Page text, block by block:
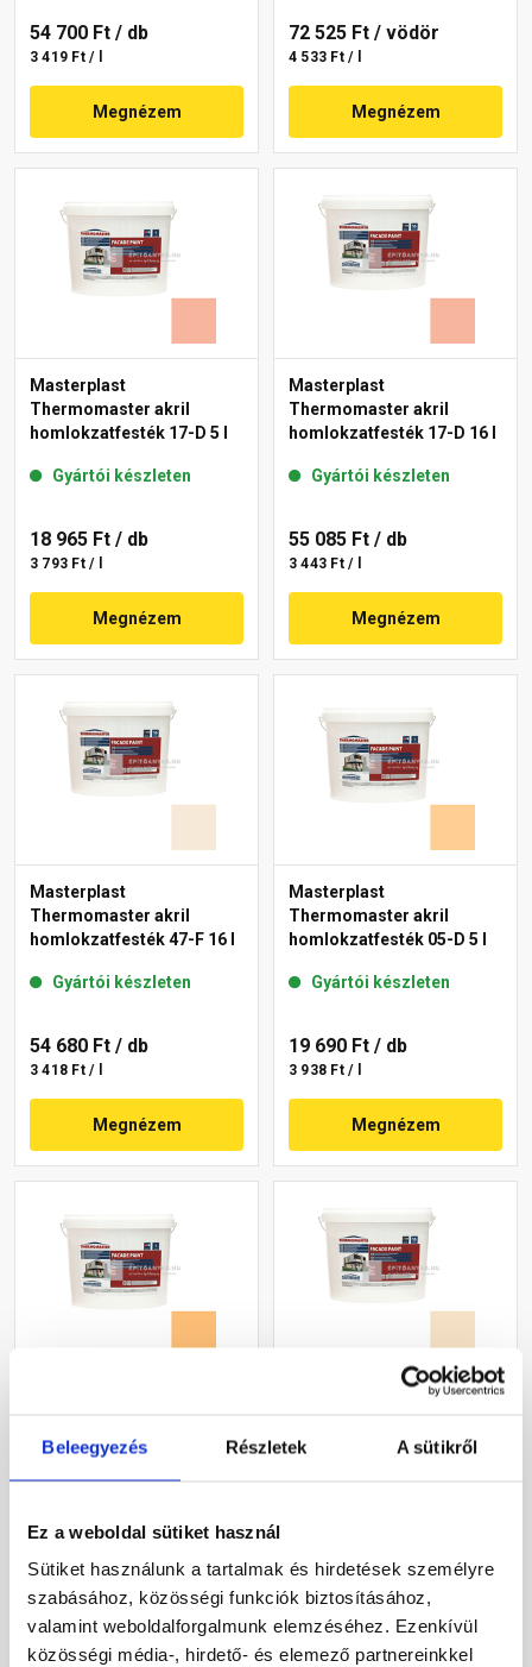
Beleegyezés Részletek A sütikről
Ez a weboldal sütiket használ
Sütiket használunk a tartalmak és hirdetések személyre
szabásához, közösségi funkciók biztosításához,
valamint weboldalforgalmunk elemzéséhez. Ezenkívül
közösségi média-, hirdető- és elemező partnereinkkel
54 700 Ft / db
3 419 Ft / l
Megnézem
72 525 Ft / vödör
4 533 Ft / l
Megnézem
Masterplast
Thermomaster akril
homlokzatfesték 17-D 5 l
Gyártói készleten
18 965 Ft / db
3 793 Ft / l
Megnézem
Masterplast
Thermomaster akril
homlokzatfesték 17-D 16 l
Gyártói készleten
55 085 Ft / db
3 443 Ft / l
Megnézem
Masterplast
Thermomaster akril
homlokzatfesték 47-F 16 l
Gyártói készleten
54 680 Ft / db
3 418 Ft / l
Megnézem
Masterplast
Thermomaster akril
homlokzatfesték 05-D 5 l
Gyártói készleten
19 690 Ft / db
3 938 Ft / l
Megnézem
homlokzatfesték 05-C 5 l
4 475 Ft / l
Megnézem
homlokzatfesték 48-E 16 l
3 430 Ft / l
Megnézem